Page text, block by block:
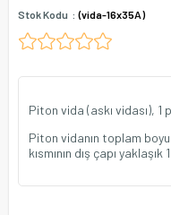
Stok Kodu (vida-16x35A)
Piton vida (askı vidası),
Piton vidanın toplam
kısmının dış çapı yaklaşık